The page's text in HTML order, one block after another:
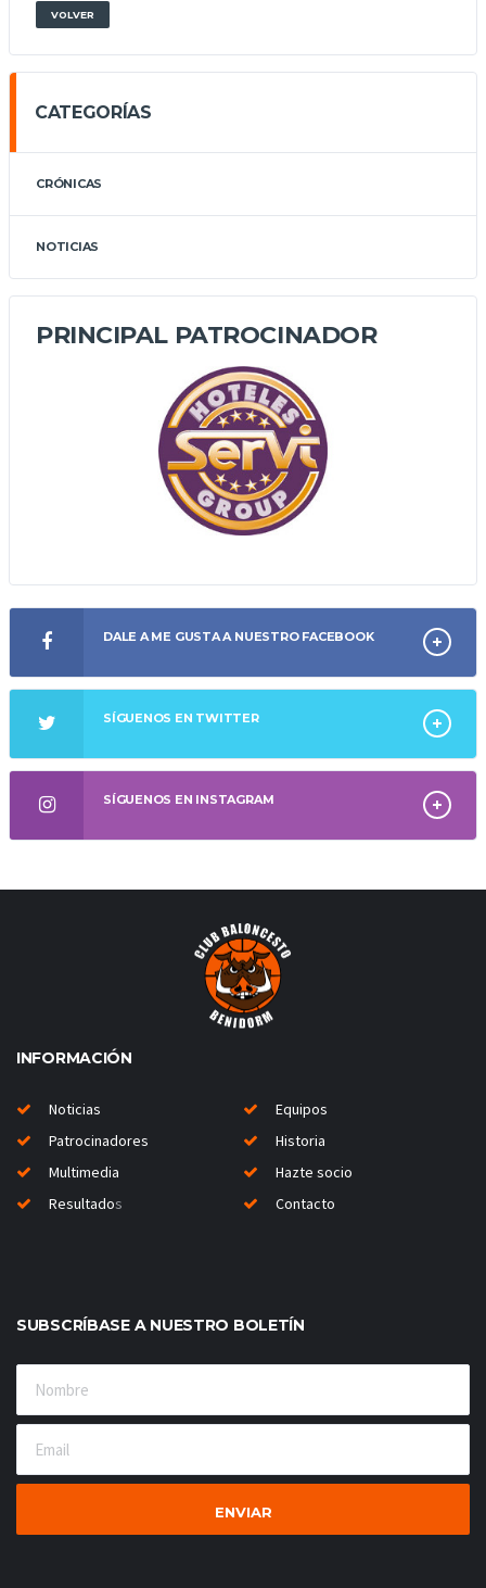
VOLVER
CATEGORÍAS
CRÓNICAS
NOTICIAS
PRINCIPAL PATROCINADOR
DALE A ME GUSTA A NUESTRO FACEBOOK
SÍGUENOS EN TWITTER
SÍGUENOS EN INSTAGRAM
INFORMACIÓN
Noticias
Equipos
Patrocinadores
Historia
Multimedia
Hazte socio
Resultados Contacto
SUBSCRÍBASE A NUESTRO BOLETÍN